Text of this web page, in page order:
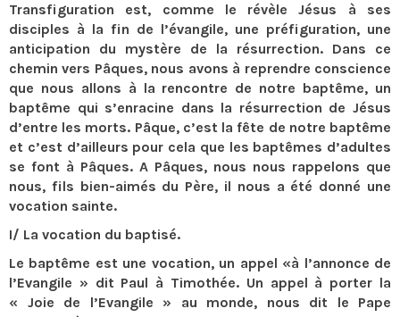
Transfiguration est, comme le révèle Jésus à ses
disciples à la fin de l’évangile, une préfiguration, une
anticipation du mystère de la résurrection. Dans ce
chemin vers Pâques, nous avons à reprendre conscience
que nous allons à la rencontre de notre baptême, un
baptême qui s’enracine dans la résurrection de Jésus
d’entre les morts. Pâque, c’est la fête de notre baptême
et c’est d’ailleurs pour cela que les baptêmes d’adultes
se font à Pâques. A Pâques, nous nous rappelons que
nous, fils bien-aimés du Père, il nous a été donné une
vocation sainte.
I/ La vocation du baptisé.
Le baptême est une vocation, un appel «à l’annonce de
l’Evangile » dit Paul à Timothée. Un appel à porter la
« Joie de l’Evangile » au monde, nous dit le Pape